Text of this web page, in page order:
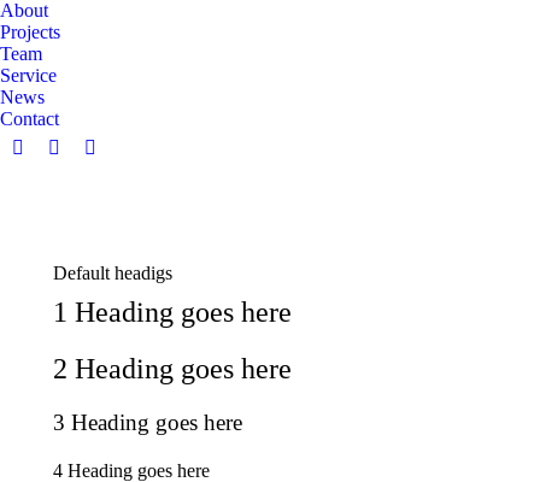
About
Projects
Team
Service
News
Contact
Facebook
Instagram
new
Linkedin
new
Default headigs
1 Heading goes here
2 Heading goes here
3 Heading goes here
4 Heading goes here